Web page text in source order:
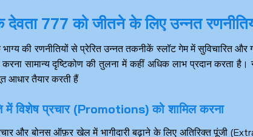
777 को जीतने के लिए उन्नत
भाग्य की रणनीतियों से प्रेरित उन्नत तकनीकें स्लॉट गेम में सुविचारित
सामान्य दृष्टिकोण की तुलना में कहीं अधिक लाभ प्रदान करता
आधार तैयार करती हैं
में विशेष प्रचार (Promotions) को शामिल करना
और बोनस ऑफ़र खेल में भागीदारी बढ़ाने के लिए अतिरिक्त पूंजी